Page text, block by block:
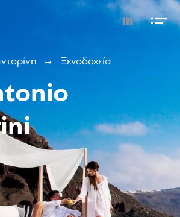
Ξενοδοχεία